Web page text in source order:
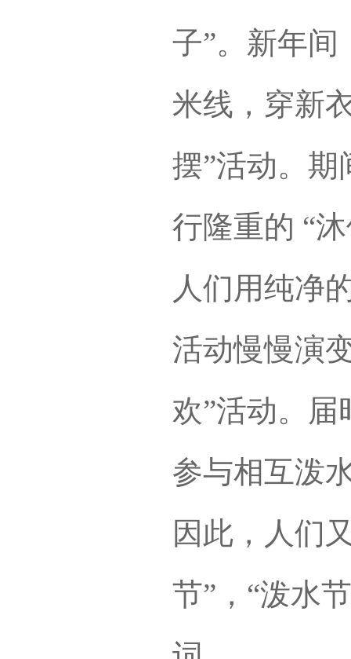
子”。新年
米线，穿新
摆”活动。
行隆重的 “
人们用纯净
活动慢慢演
欢”活动。
参与相互泼
因此，人们
节”，“泼水